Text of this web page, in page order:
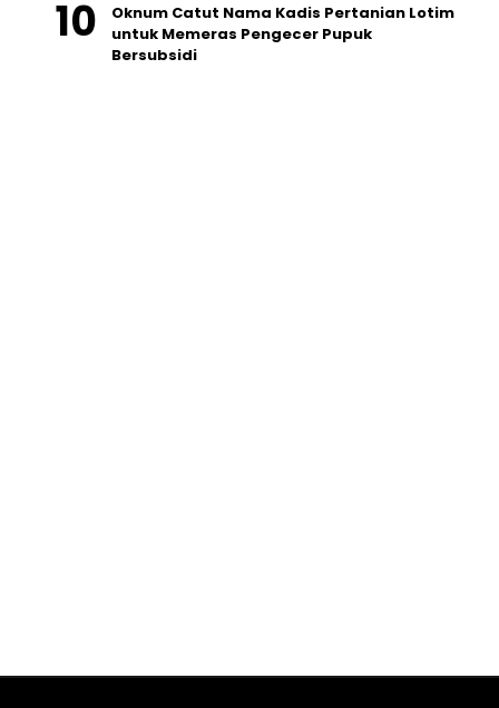
Oknum Catut Nama Kadis Pertanian Lotim
untuk Memeras Pengecer Pupuk
Bersubsidi